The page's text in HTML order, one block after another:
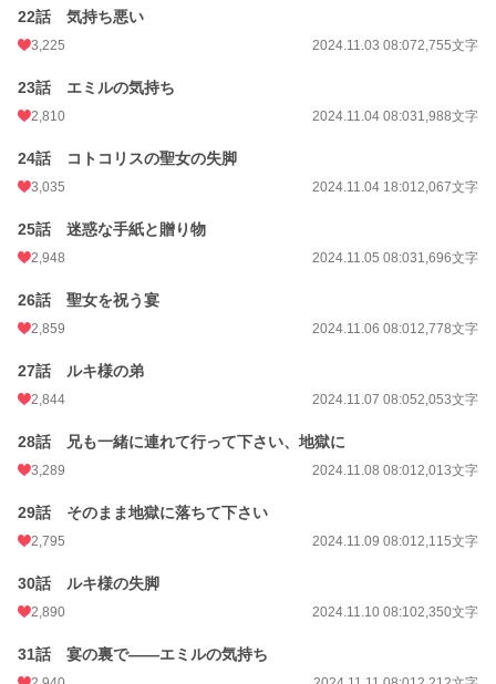
22話 気持ち悪い
3,225 2024.11.03 08:072,755文字
23話 エミルの気持ち
2,810 2024.11.04 08:031,988文字
24話 コトコリスの聖女の失脚
3,035 2024.11.04 18:012,067文字
25話 迷惑な手紙と贈り物
2,948 2024.11.05 08:031,696文字
26話 聖女を祝う宴
2,859 2024.11.06 08:012,778文字
27話 ルキ様の弟
2,844 2024.11.07 08:052,053文字
28話 兄も一緒に連れて行って下さい、地獄に
3,289 2024.11.08 08:012,013文字
29話 そのまま地獄に落ちて下さい
2,795 2024.11.09 08:012,115文字
30話 ルキ様の失脚
2,890 2024.11.10 08:102,350文字
31話 宴の裏で――エミルの気持ち